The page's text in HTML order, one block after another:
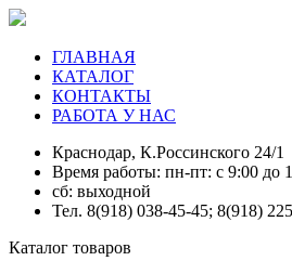
ГЛАВНАЯ
КАТАЛОГ
КОНТАКТЫ
РАБОТА У НАС
Краснодар, К.Россинского 24/1
Время работы: пн-пт: с 9:00 до
сб: выходной
Тел. 8(918) 038-45-45; 8(918)
Каталог товаров